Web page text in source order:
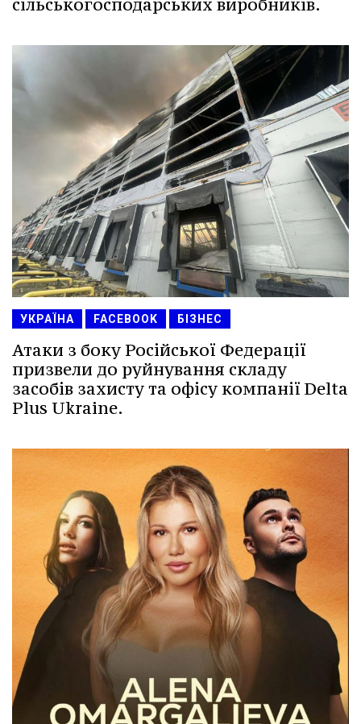
сільськогосподарських виробників.
УКРАЇНА FACEBOOK БІЗНЕС
Атаки з боку Російської Федерації
призвели до руйнування складу
засобів захисту та офісу компанії Delta
Plus Ukraine.